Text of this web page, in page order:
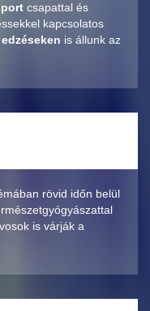
csapattal és
kapcsolatos
is állunk az
rövid időn belül
is várják a